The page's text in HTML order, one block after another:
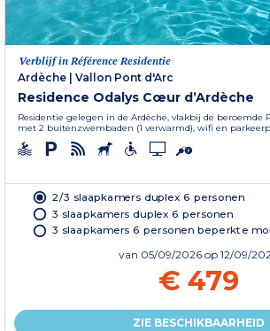
Verblijf in Référence Residentie
Ardèche
Vallon Pont d'Arc
Residence Odalys Cœur d’Ardèche
Residentie gelegen in de Ardèche, vlakbij de beroemde
met 2 buitenzwembaden (1 verwarmd), wifi en
2/3 slaapkamers duplex 6 personen
3 slaapkamers duplex 6 personen
3 slaapkamers 6 personen beperkte
van 05/09/2026 op 12/09/
€ 479
ZIE BESCHIKBAARHEID